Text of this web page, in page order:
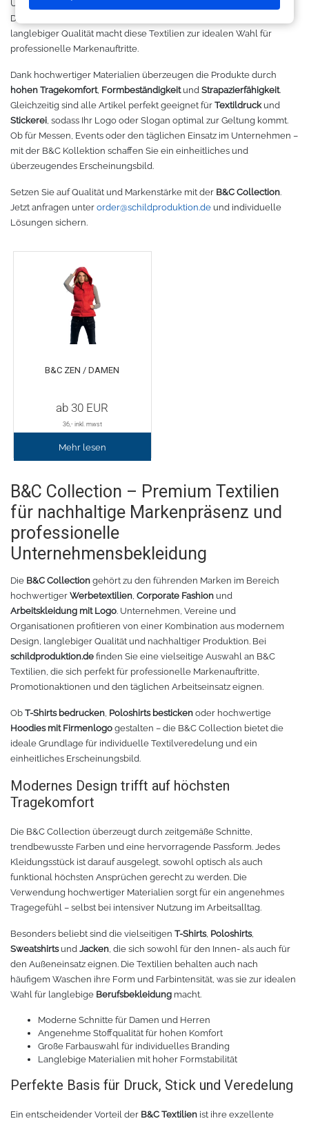
Laserbearbeitung
Großformatdrucker
Direct-to-Film Drucker
Solventdrucker
Sublimationsdrucker
3D-Drucker
Oracal 631
Oracal 651
Oracal 751
Oracal 951
Oracal 961
Oracal 970RA
Oracal 975
Oracal 451
Oracal 638
Gedruckte Medien
Oralite 5700
Oracal 7510
Oracal 8300
Oracal 8500
Oracal 8870
Oralux 9300
Oramask
Glasdekorationsfolie
Magnetfolie
Tafelfolie
Verschiedene Spezialfolien
Textilfolie
Übersicht
Graphtec
Ioline
ANA-GRAPH
Foison
P-Cut
Mutoh
Summagraphic
GCC - Expert/Puma/Jaguar
Schneide-Software
Transferpressen
Schneidewerkzeuge und -matten
Messer
Messerklingen
Pinzette
Schere
Lineale
Schneidematten
Schildwerkzeug
Trommeln
Schaber
Verschiedenes
Griffe
Sweatshirt
Hemden
T-Shirts
Jacken
Caps
Tüten
Ausrüstung und Kleidung
Myrtle Beach
Stormtech
Makerspace - FabLab
Leasing
Gut loslegen mit dem Startpacket
Angebote
Anmelden
Unternehmen, Vereine und Promotionaktionen entwickelt wurden.
Die Kombination aus modernem Design, optimaler Passform und
langlebiger Qualität macht diese Textilien zur idealen Wahl für
professionelle Markenauftritte.
Dank hochwertiger Materialien überzeugen die Produkte durch
hohen Tragekomfort, Formbeständigkeitund Strapazierfähigkeit.
Gleichzeitig sind alle Artikel perfekt geeignet für Textildruckund
Stickerei, sodass Ihr Logo oder Slogan optimal zur Geltung kommt.
Ob für Messen, Events oder den täglichen Einsatz im Unternehmen –
mit der B&C Kollektion schaffen Sie ein einheitliches und
überzeugendes Erscheinungsbild.
Setzen Sie auf Qualität und Markenstärke mit der B&C Collection.
Jetzt anfragen unter order@schildproduktion.de und individuelle
Lösungen sichern.
B&C ZEN / DAMEN
ab 30 EUR
36,- inkl. mwst
Mehr lesen
B&C Collection – Premium Textilien
für nachhaltige Markenpräsenz und
professionelle
Unternehmensbekleidung
Die B&C Collection gehört zu den führenden Marken im Bereich
hochwertiger Werbetextilien, Corporate Fashion und
Arbeitskleidung mit Logo. Unternehmen, Vereine und
Organisationen profitieren von einer Kombination aus modernem
Design, langlebiger Qualität und nachhaltiger Produktion. Bei
schildproduktion.de finden Sie eine vielseitige Auswahl an B&C
Textilien, die sich perfekt für professionelle Markenauftritte,
Promotionaktionen und den täglichen Arbeitseinsatz eignen.
Ob T-Shirts bedrucken, Poloshirts besticken oder hochwertige
Hoodies mit Firmenlogo gestalten – die B&C Collection bietet die
ideale Grundlage für individuelle Textilveredelung und ein
einheitliches Erscheinungsbild.
Modernes Design trifft auf höchsten
Tragekomfort
Die B&C Collection überzeugt durch zeitgemäße Schnitte,
trendbewusste Farben und eine hervorragende Passform. Jedes
Kleidungsstück ist darauf ausgelegt, sowohl optisch als auch
funktional höchsten Ansprüchen gerecht zu werden. Die
Verwendung hochwertiger Materialien sorgt für ein angenehmes
Tragegefühl – selbst bei intensiver Nutzung im Arbeitsalltag.
Besonders beliebt sind die vielseitigen T-Shirts, Poloshirts,
Sweatshirtsund Jacken, die sich sowohl für den Innen- als auch für
den Außeneinsatz eignen. Die Textilien behalten auch nach
häufigem Waschen ihre Form und Farbintensität, was sie zur idealen
Wahl für langlebige Berufsbekleidung macht.
Moderne Schnitte für Damen und Herren
Angenehme Stoffqualität für hohen Komfort
Große Farbauswahl für individuelles Branding
Langlebige Materialien mit hoher Formstabilität
Perfekte Basis für Druck, Stick und Veredelung
Ein entscheidender Vorteil der B&C Textilien ist ihre exzellente